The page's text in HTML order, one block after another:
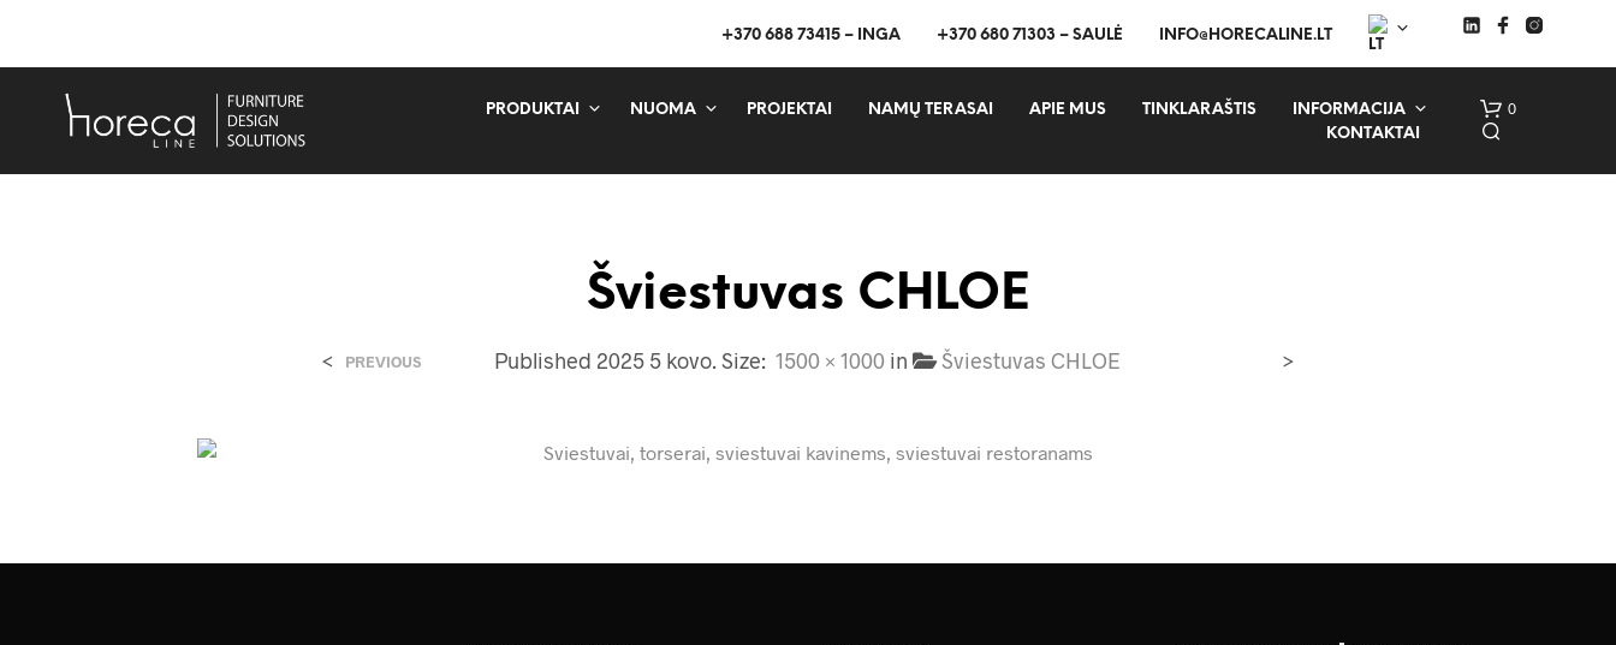
+370 688 73415 – INGA +370 680 71303 – SAULĖ INFO@HORECALINE.LT
PRODUKTAI NUOMA PROJEKTAI NAMŲ TERASAI APIE MUS TINKLARAŠTIS
INFORMACIJA
KONTAKTAI
0
Šviestuvas CHLOE
Published 2025 5 kovo. Size: 1500 × 1000 in Šviestuvas CHLOE
< PREVIOUS >